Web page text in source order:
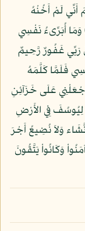
ذَلِكَ لِيَعْلَمَ أَنِّي لَمْ أَخُنْهُ
وَأَنَّ اللّهَ لاَ يَهْدِي كَيْدَ الْخَائِنِينَ (52) وَمَا أُبَرِّىءُ نَفْسِي
رَبِّي غَفُورٌ رَّحِيمٌ
فَلَمَّا كَلَّمَهُ
مِكِينٌ أَمِينٌ (54) قَالَ اجْعَلْنِي عَلَى خَزَآئِنِ
وَكَذَلِكَ مَكَّنِّا لِيُوسُفَ فِي الأَرْضِ
وَلاَ نُضِيعُ أَجْرَ
آمَنُواْ وَكَانُواْ يَتَّقُونَ